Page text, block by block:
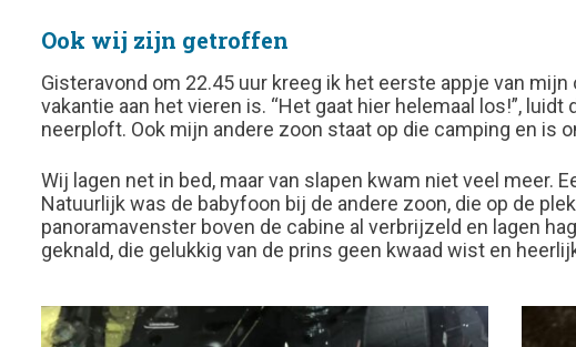
Ook wij zijn getroffen
Gisteravond om 22.45 uur kreeg ik het eerste appje van
vakantie aan het vieren is. “Het gaat hier helemaal los!”,
neerploft. Ook mijn andere zoon staat op die camping en is
Wij lagen net in bed, maar van slapen kwam niet veel meer.
Natuurlijk was de babyfoon bij de andere zoon, die op de
panoramavenster boven de cabine al verbrijzeld en lagen
geknald, die gelukkig van de prins geen kwaad wist en